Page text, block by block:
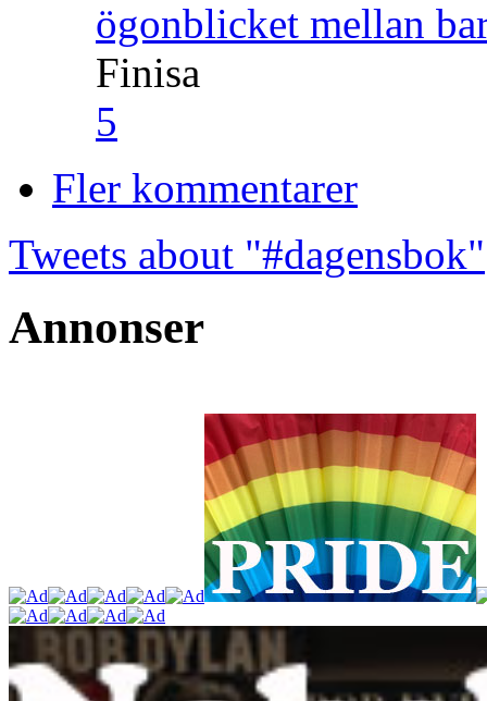
ögonblicket mellan
Finisa
5
Fler kommentarer
Tweets about "#dagensbok"
Annonser